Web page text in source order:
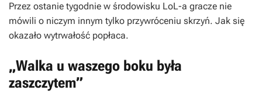
Przez ostanie tygodnie w środowisku LoL-a gracze nie
mówili o niczym innym tylko przywróceniu skrzyń. Jak się
okazało wytrwałość popłaca.
„Walka u waszego boku była
zaszczytem”